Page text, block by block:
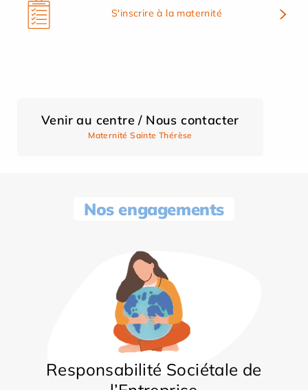
S'inscrire à la maternité
Venir au centre / Nous contacter
Maternité Sainte Thérèse
Nos engagements
Responsabilité Sociétale de